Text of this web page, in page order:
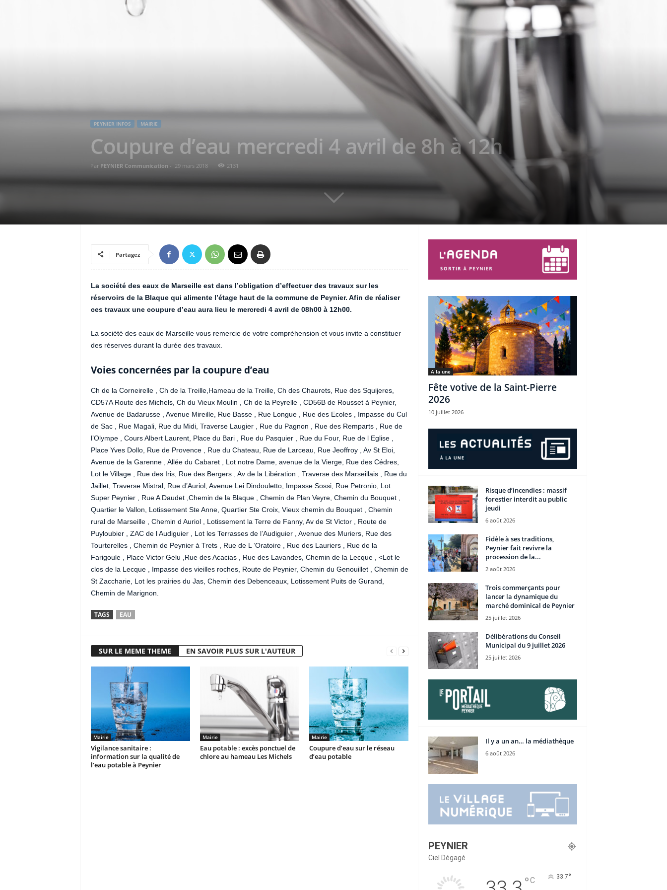
PEYNIER INFOS MAIRIE
Coupure d’eau mercredi 4 avril de 8h à 12h
Par PEYNIER Communication - 29 mars 2018 2131
Partagez
La société des eaux de Marseille est dans l’obligation d’effectuer des travaux sur les
réservoirs de la Blaque qui alimente l’étage haut de la commune de Peynier. Afin de réaliser
ces travaux une coupure d’eau aura lieu le mercredi 4 avril de 08h00 à 12h00.
La société des eaux de Marseille vous remercie de votre compréhension et vous invite a constituer
des réserves durant la durée des travaux.
Voies concernées par la coupure d’eau
Ch de la Corneirelle , Ch de la Treille,Hameau de la Treille, Ch des Chaurets, Rue des Squijeres,
CD57A Route des Michels, Ch du Vieux Moulin , Ch de la Peyrelle , CD56B de Rousset à Peynier,
Avenue de Badarusse , Avenue Mireille, Rue Basse , Rue Longue , Rue des Ecoles , Impasse du Cul
de Sac , Rue Magali, Rue du Midi, Traverse Laugier , Rue du Pagnon , Rue des Remparts , Rue de
l’Olympe , Cours Albert Laurent, Place du Bari , Rue du Pasquier , Rue du Four, Rue de l Eglise ,
Place Yves Dollo, Rue de Provence , Rue du Chateau, Rue de Larceau, Rue Jeoffroy , Av St Eloi,
Avenue de la Garenne , Allée du Cabaret , Lot notre Dame, avenue de la Vierge, Rue des Cédres,
Lot le Village , Rue des Iris, Rue des Bergers , Av de la Libération , Traverse des Marseillais , Rue du
Jaillet, Traverse Mistral, Rue d’Auriol, Avenue Lei Dindouletto, Impasse Sossi, Rue Petronio, Lot
Super Peynier , Rue A Daudet ,Chemin de la Blaque , Chemin de Plan Veyre, Chemin du Bouquet ,
Quartier le Vallon, Lotissement Ste Anne, Quartier Ste Croix, Vieux chemin du Bouquet , Chemin
rural de Marseille , Chemin d Auriol , Lotissement la Terre de Fanny, Av de St Victor , Route de
Puyloubier , ZAC de l Audiguier , Lot les Terrasses de l’Audiguier , Avenue des Muriers, Rue des
Tourterelles , Chemin de Peynier à Trets , Rue de L ‘Oratoire , Rue des Lauriers , Rue de la
Farigoule , Place Victor Gelu ,Rue des Acacias , Rue des Lavandes, Chemin de la Lecque , <Lot le
clos de la Lecque , Impasse des vieilles roches, Route de Peynier, Chemin du Genouillet , Chemin de
St Zaccharie, Lot les prairies du Jas, Chemin des Debenceaux, Lotissement Puits de Gurand,
Chemin de Marignon.
TAGS EAU
SUR LE MEME THEME EN SAVOIR PLUS SUR L'AUTEUR
Mairie
Vigilance sanitaire :
information sur la qualité de
l’eau potable à Peynier
Mairie
Eau potable : excès ponctuel de
chlore au hameau Les Michels
Mairie
Coupure d’eau sur le réseau
d’eau potable
A la une
Fête votive de la Saint-Pierre
2026
10 juillet 2026
Risque d’incendies : massif
forestier interdit au public
jeudi
6 août 2026
Fidèle à ses traditions,
Peynier fait revivre la
procession de la...
2 août 2026
Trois commerçants pour
lancer la dynamique du
marché dominical de Peynier
25 juillet 2026
Délibérations du Conseil
Municipal du 9 juillet 2026
25 juillet 2026
Il y a un an… la médiathèque
6 août 2026
PEYNIER
Ciel Dégagé
°C 33.7°